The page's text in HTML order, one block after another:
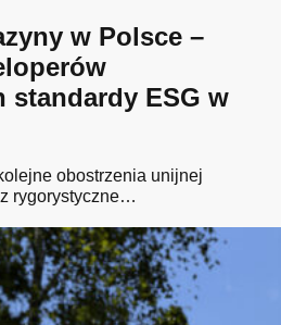
w Polsce –
standardy ESG w
obostrzenia unijnej
rygorystyczne…